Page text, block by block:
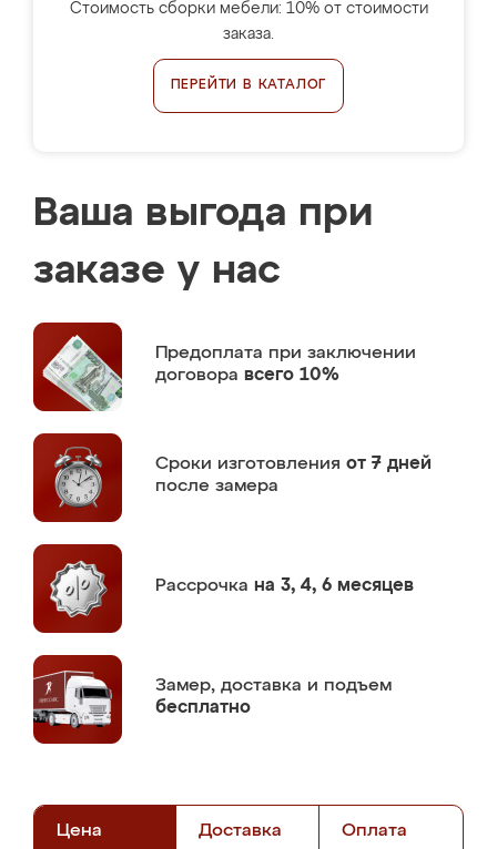
Стоимость сборки мебели: 10% от стоимости
заказа.
ПЕРЕЙТИ В КАТАЛОГ
Ваша выгода при
заказе у нас
Предоплата при заключении
договора всего 10%
Сроки изготовления от 7 дней
после замера
Рассрочка на 3, 4, 6 месяцев
Замер, доставка и подъем
бесплатно
Цена Доставка Оплата